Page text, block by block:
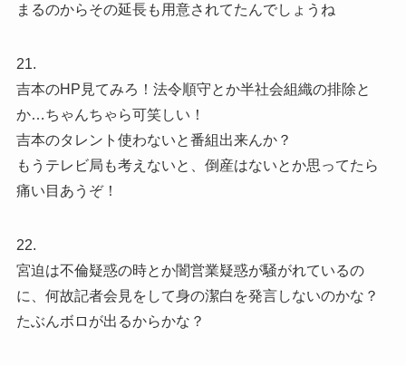
まるのからその延長も用意されてたんでしょうね
21.
吉本のHP見てみろ！法令順守とか半社会組織の排除と
か…ちゃんちゃら可笑しい！
吉本のタレント使わないと番組出来んか？
もうテレビ局も考えないと、倒産はないとか思ってたら
痛い目あうぞ！
22.
宮迫は不倫疑惑の時とか闇営業疑惑が騒がれているの
に、何故記者会見をして身の潔白を発言しないのかな？
たぶんボロが出るからかな？